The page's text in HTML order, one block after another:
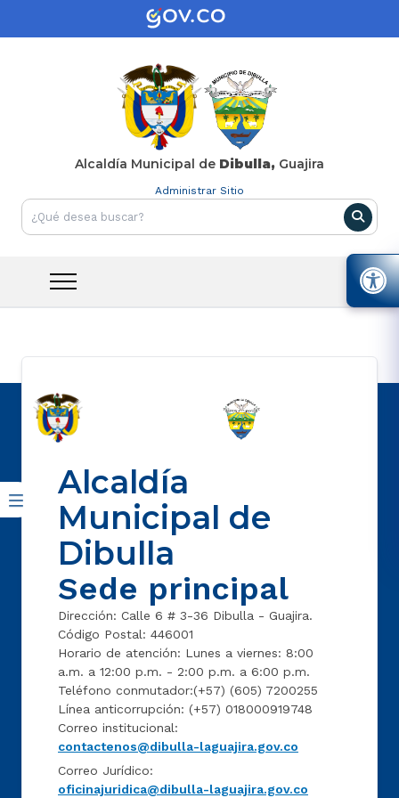
Alcaldía Municipal de Dibulla, Guajira
Administrar Sitio
Alcaldía
Municipal de
Dibulla
Sede principal
Dirección: Calle 6 # 3-36 Dibulla - Guajira.
Código Postal: 446001
Horario de atención: Lunes a viernes: 8:00
a.m. a 12:00 p.m. - 2:00 p.m. a 6:00 p.m.
Teléfono conmutador:(+57) (605) 7200255
Línea anticorrupción: (+57) 018000919748
Correo institucional:
contactenos@dibulla-laguajira.gov.co
Correo Jurídico:
oficinajuridica@dibulla-laguajira.gov.co